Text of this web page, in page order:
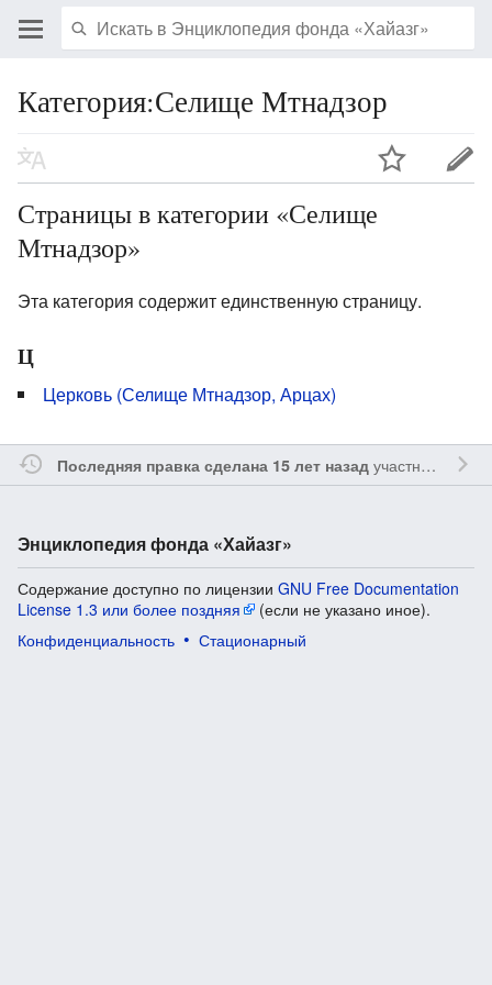
Категория:Селище Мтнадзор
Страницы в категории «Селище
Мтнадзор»
Эта категория содержит единственную страницу.
Ц
Церковь (Селище Мтнадзор, Арцах)
Последняя правка сделана 15 лет назадучастником
Энциклопедия фонда «Хайазг»
Содержание доступно по лицензии GNU Free Documentation
License 1.3 или более поздняя
(если не указано иное).
Конфиденциальность
Стационарный